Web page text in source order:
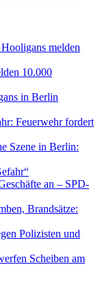
melden
10.000
in Berlin
Feuerwehr fordert
Szene in Berlin:
an – SPD-
Brandsätze:
Polizisten und
Scheiben am